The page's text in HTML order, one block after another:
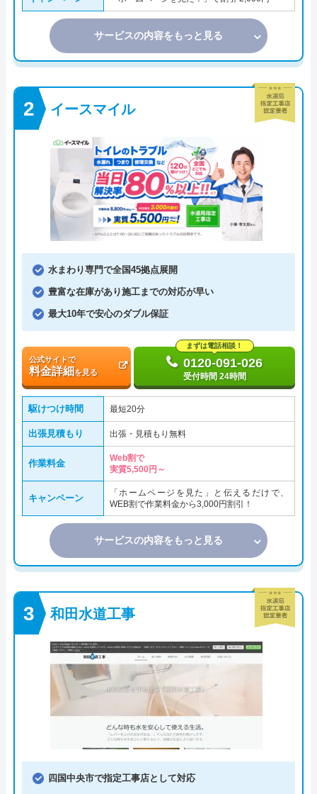
サービスの内容をもっと見る
イースマイル
水まわり専門で全国45拠点展開
豊富な在庫があり施工までの対応が早い
最大10年で安心のダブル保証
公式サイトで
料金詳細を見る
まずは電話相談！
0120-091-026
受付時間 24時間
駆けつけ時間 最短20分
出張見積もり 出張・見積もり無料
作業料金
Web割で
実質5,500円～
キャンペーン
「ホームページを見た」と伝えるだけで、
WEB割で作業料金から3,000円割引！
サービスの内容をもっと見る
和田水道工事
四国中央市で指定工事店として対応